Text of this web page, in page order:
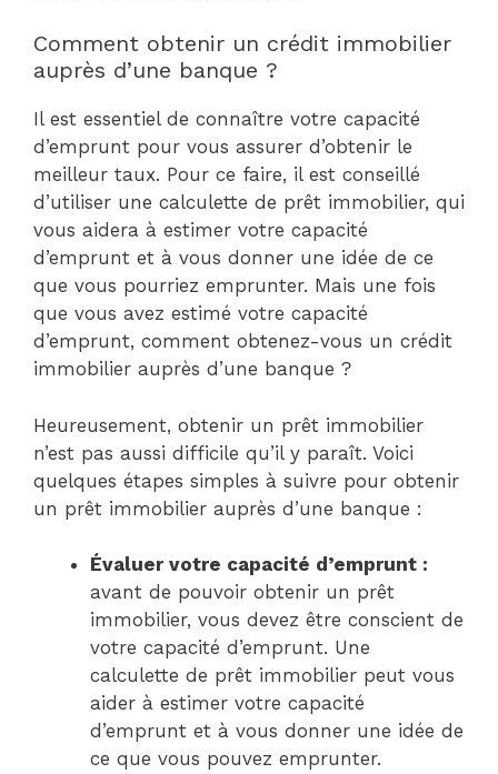
Comment obtenir un crédit immobilier
auprès d’une banque ?
Il est essentiel de connaître votre capacité
d’emprunt pour vous assurer d’obtenir le
meilleur taux. Pour ce faire, il est conseillé
d’utiliser une calculette de prêt immobilier, qui
vous aidera à estimer votre capacité
d’emprunt et à vous donner une idée de ce
que vous pourriez emprunter. Mais une fois
que vous avez estimé votre capacité
d’emprunt, comment obtenez-vous un crédit
immobilier auprès d’une banque ?
Heureusement, obtenir un prêt immobilier
n’est pas aussi difficile qu’il y paraît. Voici
quelques étapes simples à suivre pour obtenir
un prêt immobilier auprès d’une banque :
Évaluer votre capacité d’emprunt :
avant de pouvoir obtenir un prêt
immobilier, vous devez être conscient de
votre capacité d’emprunt. Une
calculette de prêt immobilier peut vous
aider à estimer votre capacité
d’emprunt et à vous donner une idée de
ce que vous pouvez emprunter.